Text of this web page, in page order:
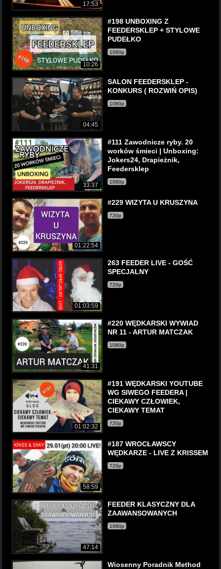
17:53
10:26
#198 UNBOXING Z
FEEDERSKLEP + STYLOWE
PUDEŁKO
1080p
04:45
SALON FEEDERSKLEP -
KONKURS ( ROZWIŃ OPIS)
1080p
33:37
#111 Zawodnicze ryby. 20
worków śmieci | Unboxing:
Jokers24, Drapieżnik,
Feedersklep
1080p
01:22:54
#229 WIZYTA U KRUSZYNA
720p
01:03:59
263 FEEDER LIVE - GOŚĆ
SPECJALNY
720p
41:31
#220 WĘDKARSKI WYWIAD
NR 11 - ARTUR MATCZAK
1080p
01:02:32
#191 WĘDKARSKI YOUTUBE
WG SIWEGO FEEDERA |
CIEKAWY CZŁOWIEK,
CIEKAWY TEMAT
720p
58:59
#187 WROCŁAWSCY
WĘDKARZE - LIVE Z KRISSEM
720p
47:14
FEEDER KLASYCZNY DLA
ZAAWANSOWANYCH
1080p
Wiosenny Poradnik Method